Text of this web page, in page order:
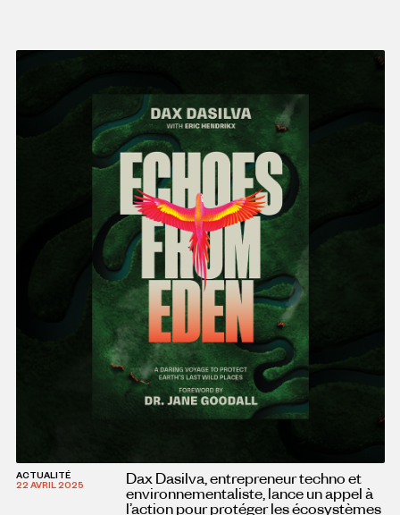
ACTUALITÉ
22 AVRIL 2025
Dax Dasilva, entrepreneur techno et
environnementaliste, lance un appel à
l’action pour protéger les écosystèmes